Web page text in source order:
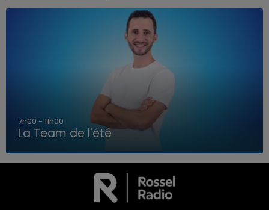
LA TEAM DE L'ÉTÉ
7h00 - 11h00
La Team de l'été